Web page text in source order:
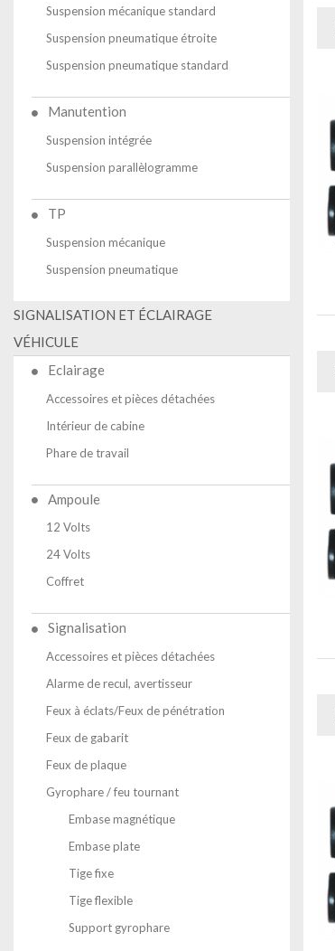
Suspension mécanique standard
Suspension pneumatique étroite
Suspension pneumatique standard
Manutention
Suspension intégrée
Suspension parallèlogramme
TP
Suspension mécanique
Suspension pneumatique
SIGNALISATION ET ÉCLAIRAGE
VÉHICULE
Eclairage
Accessoires et pièces détachées
Intérieur de cabine
Phare de travail
Ampoule
12 Volts
24 Volts
Coffret
Signalisation
Accessoires et pièces détachées
Alarme de recul, avertisseur
Feux à éclats/Feux de pénétration
Feux de gabarit
Feux de plaque
Gyrophare / feu tournant
Embase magnétique
Embase plate
Tige fixe
Tige flexible
Support gyrophare